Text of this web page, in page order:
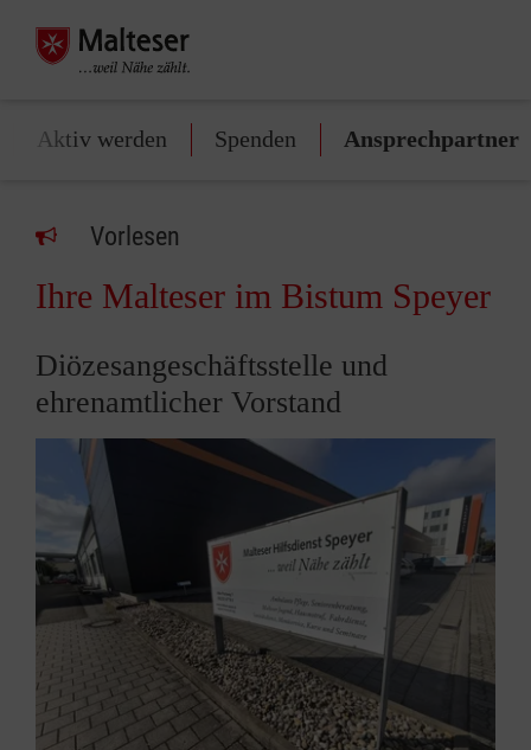
Aktiv werden Spenden Ansprechpartner
Vorlesen
Ihre Malteser im Bistum Speyer
Diözesangeschäftsstelle und
ehrenamtlicher Vorstand